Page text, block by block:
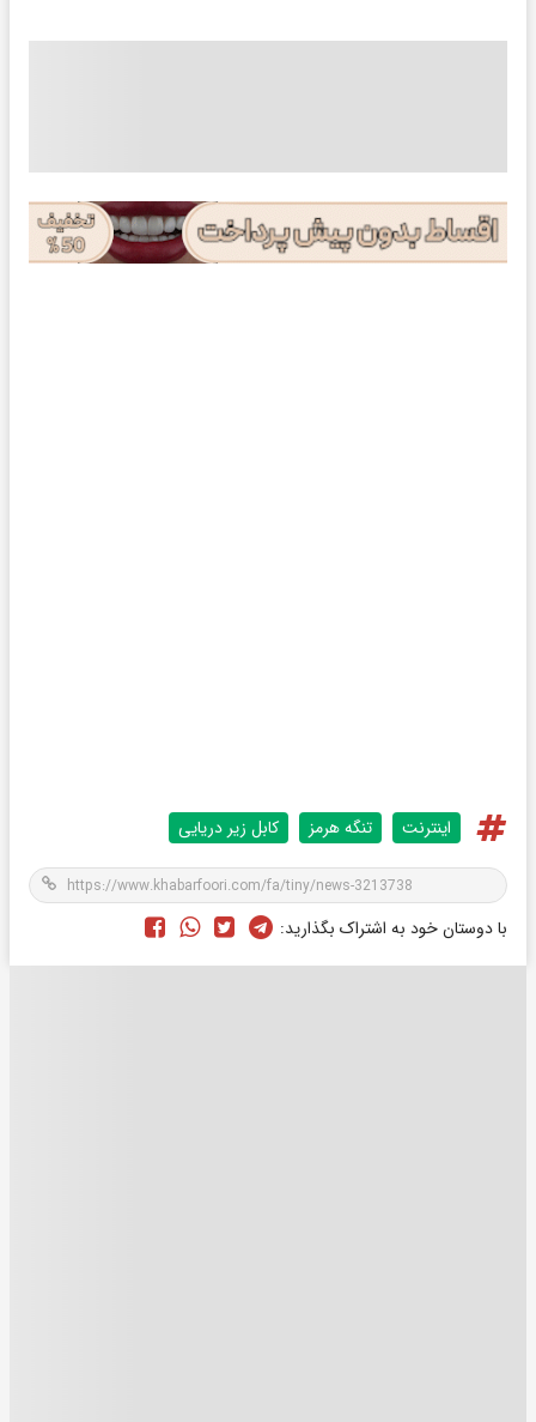
اینترنت تنگه هرمز کابل زیر دریایی
با دوستان خود به اشتراک بگذارید: